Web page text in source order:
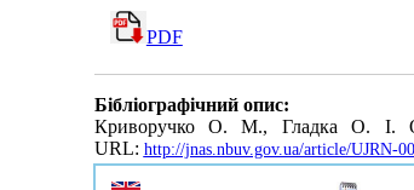
PDF
Бібліографічний опис:
Криворучко О. М., Гладка О. І.
URL: http://jnas.nbuv.gov.ua/article/UJRN-